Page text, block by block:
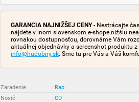
GARANCIA NAJNIŽŠEJ CENY- Nestrácajte
nájdete v inom slovenskom e-shope nižšiu
rovnakou dostupnosťou, dorovnáme Vám
aktuálnej objednávky a screenshot produktu
info@hudobny.sk. Sme tu pre Vás a Váš
Zaradenie : Rap
Nosič
: CD